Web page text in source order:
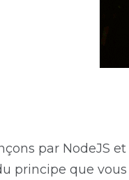
par NodeJS et
principe que